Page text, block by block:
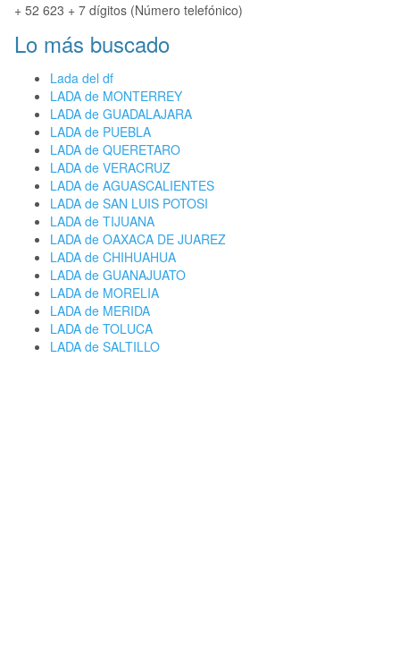
+ 52 623 + 7 dígitos (Número telefónico)
Lo más buscado
Lada del df
LADA de MONTERREY
LADA de GUADALAJARA
LADA de PUEBLA
LADA de QUERETARO
LADA de VERACRUZ
LADA de AGUASCALIENTES
LADA de SAN LUIS POTOSI
LADA de TIJUANA
LADA de OAXACA DE JUAREZ
LADA de CHIHUAHUA
LADA de GUANAJUATO
LADA de MORELIA
LADA de MERIDA
LADA de TOLUCA
LADA de SALTILLO